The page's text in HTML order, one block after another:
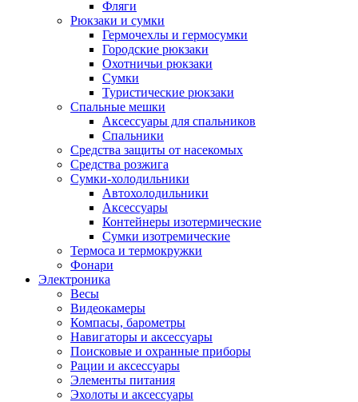
Фляги
Рюкзаки и сумки
Гермочехлы и гермосумки
Городские рюкзаки
Охотничьи рюкзаки
Сумки
Туристические рюкзаки
Спальные мешки
Аксессуары для спальников
Спальники
Средства защиты от насекомых
Средства розжига
Сумки-холодильники
Автохолодильники
Аксессуары
Контейнеры изотермические
Сумки изотремические
Термоса и термокружки
Фонари
Электроника
Весы
Видеокамеры
Компасы, барометры
Навигаторы и аксессуары
Поисковые и охранные приборы
Рации и аксессуары
Элементы питания
Эхолоты и аксессуары